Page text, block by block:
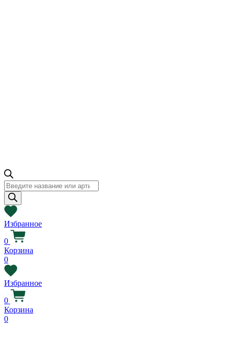
Поиск
товаров
Избранное
0
Корзина
0
Избранное
0
Корзина
0